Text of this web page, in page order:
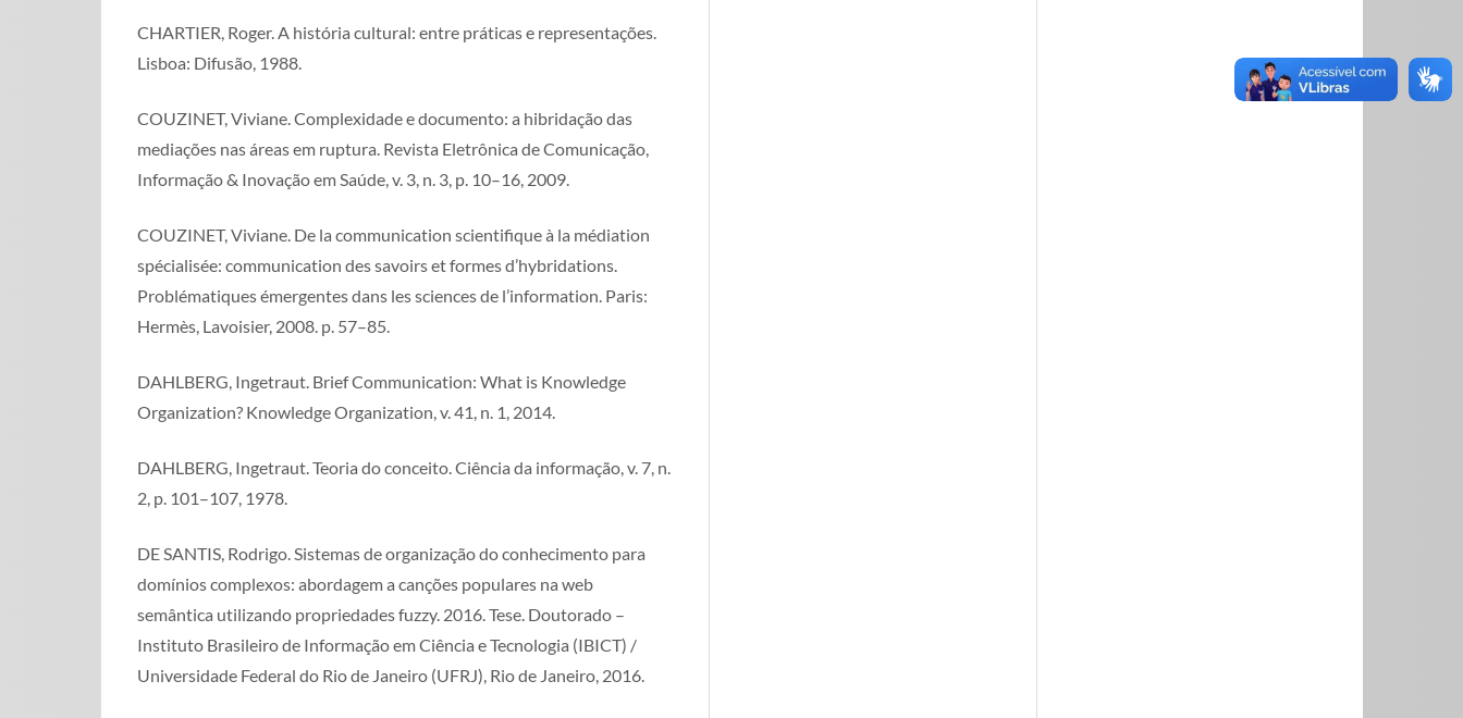
CHARTIER, Roger. A história cultural: entre práticas e representações.
Lisboa: Difusão, 1988.
COUZINET, Viviane. Complexidade e documento: a hibridação das
mediações nas áreas em ruptura. Revista Eletrônica de Comunicação,
Informação & Inovação em Saúde, v. 3, n. 3, p. 10–16, 2009.
COUZINET, Viviane. De la communication scientifique à la médiation
spécialisée: communication des savoirs et formes d’hybridations.
Problématiques émergentes dans les sciences de l’information. Paris:
Hermès, Lavoisier, 2008. p. 57–85.
DAHLBERG, Ingetraut. Brief Communication: What is Knowledge
Organization? Knowledge Organization, v. 41, n. 1, 2014.
DAHLBERG, Ingetraut. Teoria do conceito. Ciência da informação, v. 7, n.
2, p. 101–107, 1978.
DE SANTIS, Rodrigo. Sistemas de organização do conhecimento para
domínios complexos: abordagem a canções populares na web
semântica utilizando propriedades fuzzy. 2016. Tese. Doutorado –
Instituto Brasileiro de Informação em Ciência e Tecnologia (IBICT) /
Universidade Federal do Rio de Janeiro (UFRJ), Rio de Janeiro, 2016.